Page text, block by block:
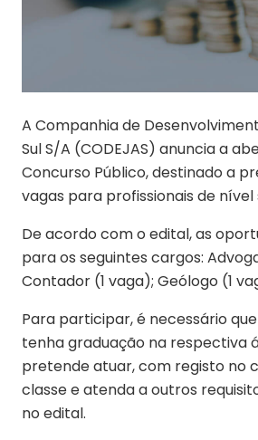
A Companhia de
Sul S/A (CODEJAS) anuncia a
Concurso Público, destinado a
vagas para profissionais de nível
De acordo com o edital, as
para os seguintes cargos:
Contador (1 vaga); Geólogo (1
Para participar, é necessário
tenha graduação na respectiva
pretende atuar, com registo no
classe e atenda a outros
no edital.